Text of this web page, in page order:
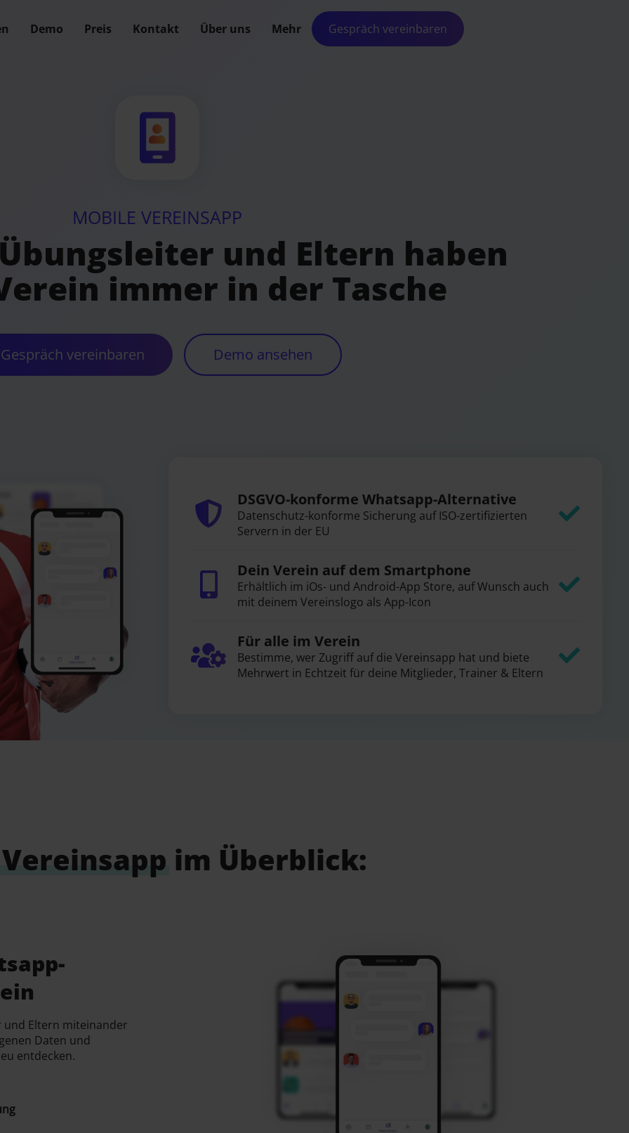
Demo Preis Kontakt Über uns Mehr Gespräch vereinbaren
MOBILE VEREINSAPP
und Eltern haben
immer in der Tasche
Gespräch vereinbaren Demo ansehen
DSGVO-konforme Whatsapp-Alternative
Datenschutz-konforme Sicherung auf ISO-zertifizierten
Servern in der EU
Dein Verein auf dem Smartphone
Erhältlich im iOs- und Android-App Store, auf Wunsch auch
mit deinem Vereinslogo als App-Icon
Für alle im Verein
Bestimme, wer Zugriff auf die Vereinsapp hat und biete
Mehrwert in Echtzeit für deine Mitglieder, Trainer & Eltern
Vereinsapp im Überblick:
und Eltern miteinander
Daten und
entdecken.